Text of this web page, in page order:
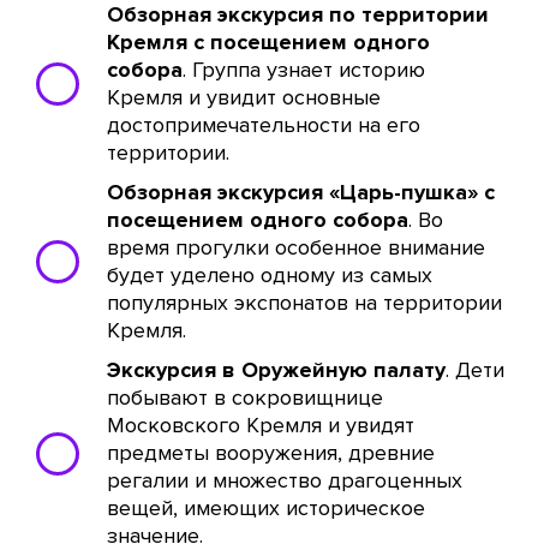
Обзорная экскурсия по территории
Кремля с посещением одного
собора. Группа узнает историю
Кремля и увидит основные
достопримечательности на его
территории.
Обзорная экскурсия «Царь-пушка» с
посещением одного собора. Во
время прогулки особенное внимание
будет уделено одному из самых
популярных экспонатов на территории
Кремля.
Экскурсия в Оружейную палату. Дети
побывают в сокровищнице
Московского Кремля и увидят
предметы вооружения, древние
регалии и множество драгоценных
вещей, имеющих историческое
значение.